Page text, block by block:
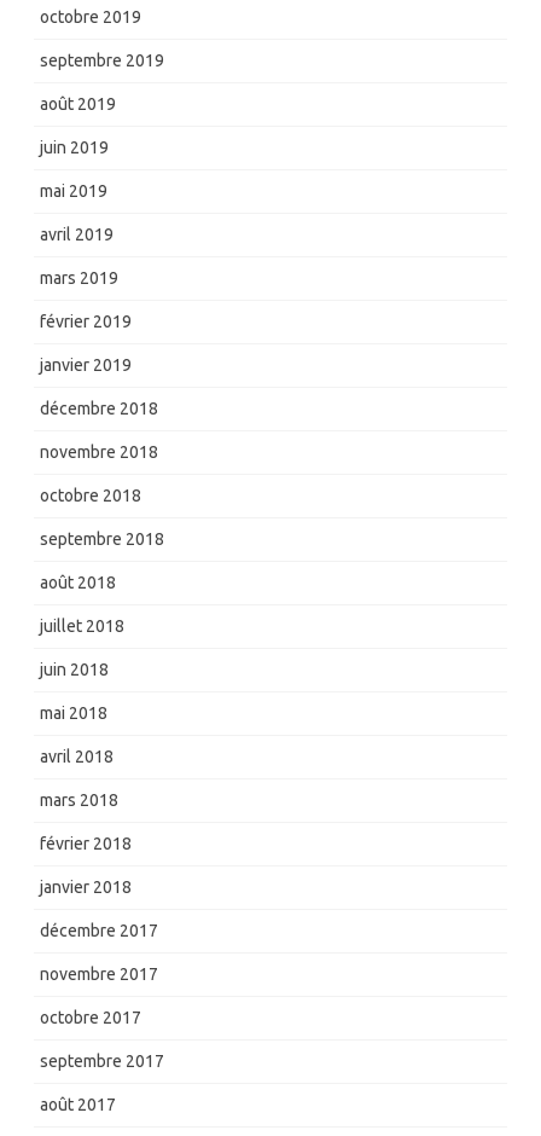
octobre 2019
septembre 2019
août 2019
juin 2019
mai 2019
avril 2019
mars 2019
février 2019
janvier 2019
décembre 2018
novembre 2018
octobre 2018
septembre 2018
août 2018
juillet 2018
juin 2018
mai 2018
avril 2018
mars 2018
février 2018
janvier 2018
décembre 2017
novembre 2017
octobre 2017
septembre 2017
août 2017